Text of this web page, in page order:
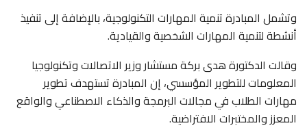
وتشمل المبادرة تنمية المهارات التكنولوجية، بالإضافة إلى تنفيذ
أنشطة لتنمية المهارات الشخصية والقيادية.
وقالت الدكتورة هدى بركة مستشار وزير الاتصالات وتكنولوجيا
المعلومات للتطوير المؤسسي، إن المبادرة تستهدف تطوير
مهارات الطلاب في مجالات البرمجة والذكاء الاصطناعي والواقع
المعزز والمختبرات الافتراضية.